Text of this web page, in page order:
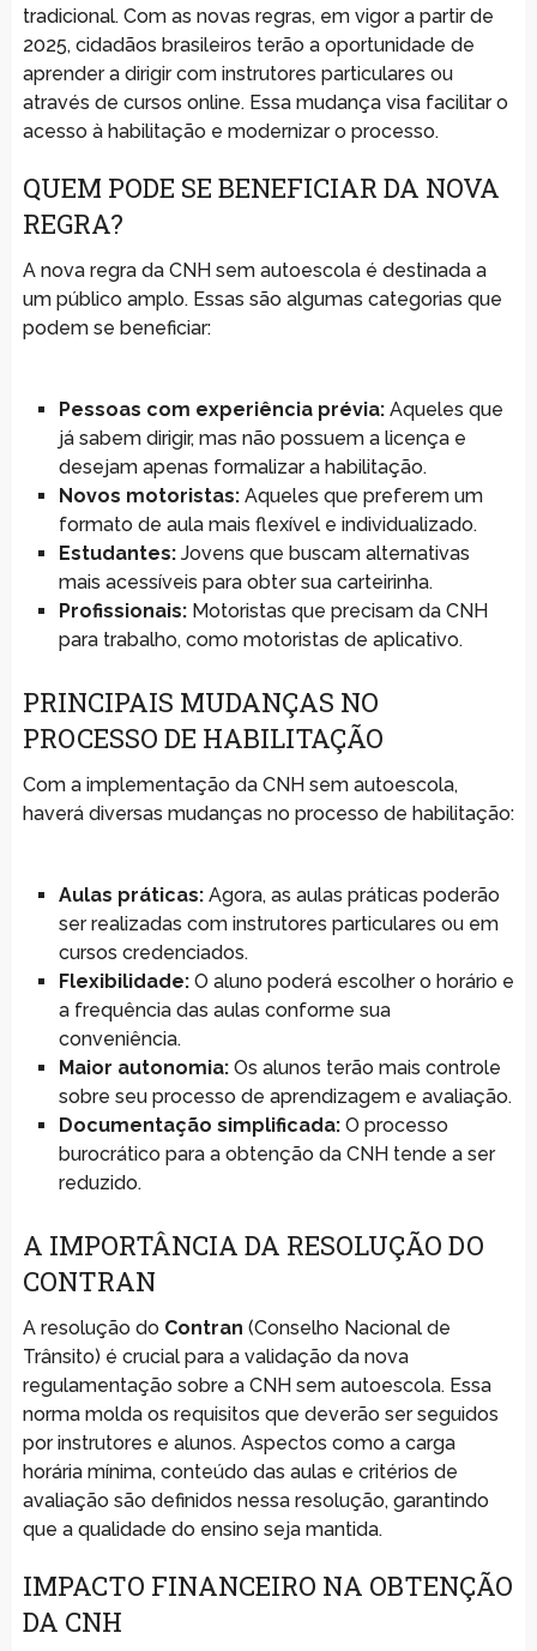
tradicional. Com as novas regras, em vigor a partir de
2025, cidadãos brasileiros terão a oportunidade de
aprender a dirigir com instrutores particulares ou
através de cursos online. Essa mudança visa facilitar o
acesso à habilitação e modernizar o processo.
QUEM PODE SE BENEFICIAR DA NOVA
REGRA?
A nova regra da CNH sem autoescola é destinada a
um público amplo. Essas são algumas categorias que
podem se beneficiar:
Pessoas com experiência prévia:Aqueles que
já sabem dirigir, mas não possuem a licença e
desejam apenas formalizar a habilitação.
Novos motoristas:Aqueles que preferem um
formato de aula mais flexível e individualizado.
Estudantes:Jovens que buscam alternativas
mais acessíveis para obter sua carteirinha.
Profissionais:Motoristas que precisam da CNH
para trabalho, como motoristas de aplicativo.
PRINCIPAIS MUDANÇAS NO
PROCESSO DE HABILITAÇÃO
Com a implementação da CNH sem autoescola,
haverá diversas mudanças no processo de habilitação:
Aulas práticas:Agora, as aulas práticas poderão
ser realizadas com instrutores particulares ou em
cursos credenciados.
Flexibilidade:O aluno poderá escolher o horário e
a frequência das aulas conforme sua
conveniência.
Maior autonomia:Os alunos terão mais controle
sobre seu processo de aprendizagem e avaliação.
Documentação simplificada:O processo
burocrático para a obtenção da CNH tende a ser
reduzido.
A IMPORTÂNCIA DA RESOLUÇÃO DO
CONTRAN
A resolução do Contran (Conselho Nacional de
Trânsito) é crucial para a validação da nova
regulamentação sobre a CNH sem autoescola. Essa
norma molda os requisitos que deverão ser seguidos
por instrutores e alunos. Aspectos como a carga
horária mínima, conteúdo das aulas e critérios de
avaliação são definidos nessa resolução, garantindo
que a qualidade do ensino seja mantida.
IMPACTO FINANCEIRO NA OBTENÇÃO
DA CNH